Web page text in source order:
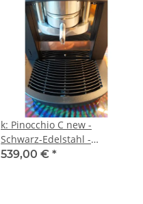
k: Pinocchio C new -
Schwarz-Edelstahl -
Padhalter - Tassengestell
539,00 € *